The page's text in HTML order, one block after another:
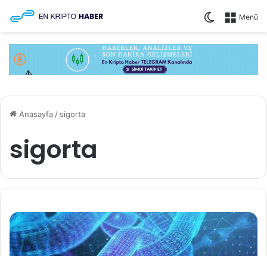
Menü
Dış
Anasayfa / sigorta
sigorta